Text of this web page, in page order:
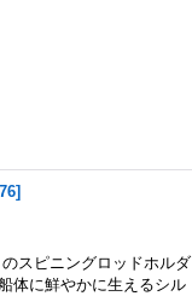
]
スピニングロッドホルダ
体に鮮やかに生えるシル